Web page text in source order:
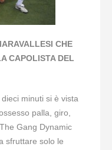
CHE
CAPOLISTA DEL
minuti si è vista
palla, giro,
Gang Dynamic
sfruttare solo le